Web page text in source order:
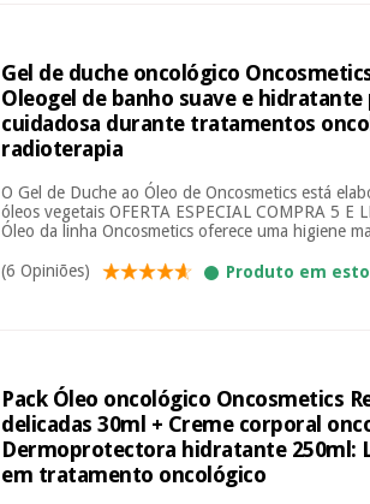
Gel de duche oncológico
Oleogel de banho suave e
cuidadosa durante tratamentos
radioterapia
O Gel de Duche ao Óleo de Oncosmetics está
óleos vegetais OFERTA ESPECIAL COMPRA 5 E
Óleo da linha Oncosmetics oferece uma higiene
(6 Opiniões) Produto em
Pack Óleo oncológico Oncosmetics
delicadas 30ml + Creme corporal
Dermoprotectora hidratante 250ml:
em tratamento oncológico